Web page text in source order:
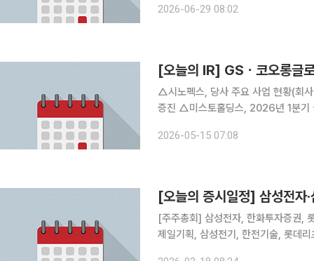
2026-06-29 08:02
[오늘의 IR] GSㆍ코오롱글
△시노펙스, 당사 주요 사업 현황(회
증진 △미스토홀딩스, 2026년 1분
을 통한 기업관심도 제고 △DB손해
2026-05-15 07:08
[오늘의 증시일정] 삼성전자
[주주총회] 삼성전자, 한화투자증권,
제일기획, 삼성전기, 한전기술, 롯데